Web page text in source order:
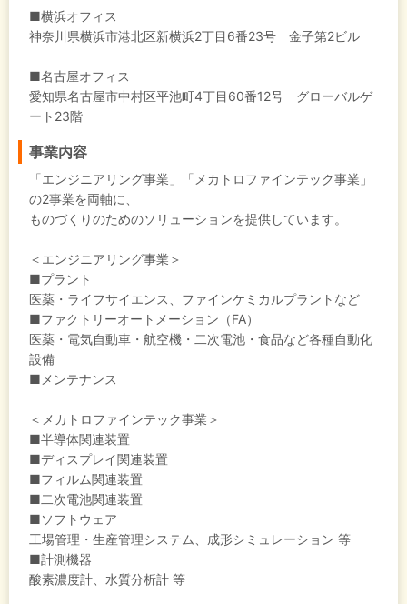
■横浜オフィス
神奈川県横浜市港北区新横浜2丁目6番23号 金子第2ビル
■名古屋オフィス
愛知県名古屋市中村区平池町4丁目60番12号 グローバルゲ
ート23階
事業内容
「エンジニアリング事業」「メカトロファインテック事業」
の2事業を両軸に、
ものづくりのためのソリューションを提供しています。
＜エンジニアリング事業＞
■プラント
医薬・ライフサイエンス、ファインケミカルプラントなど
■ファクトリーオートメーション（FA）
医薬・電気自動車・航空機・二次電池・食品など各種自動化
設備
■メンテナンス
＜メカトロファインテック事業＞
■半導体関連装置
■ディスプレイ関連装置
■フィルム関連装置
■二次電池関連装置
■ソフトウェア
工場管理・生産管理システム、成形シミュレーション 等
■計測機器
酸素濃度計、水質分析計 等